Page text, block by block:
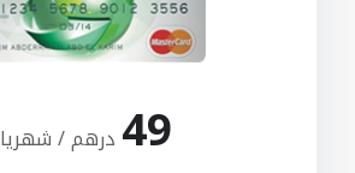
49 درهم / شهريا